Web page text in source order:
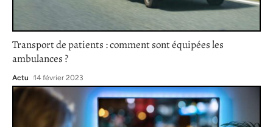
Transport de patients : comment sont équipées les
ambulances ?
Actu 14 février 2023